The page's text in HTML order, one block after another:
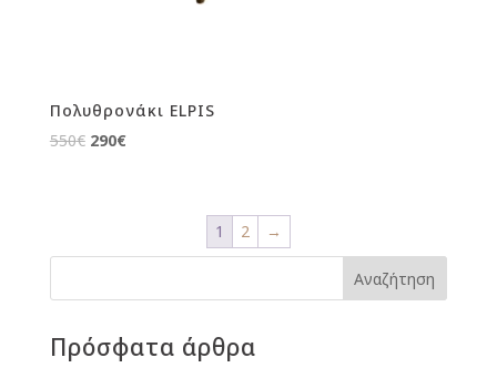
Πολυθρονάκι ELPIS
550€ Original
290€Current
1 2 →
Πρόσφατα άρθρα